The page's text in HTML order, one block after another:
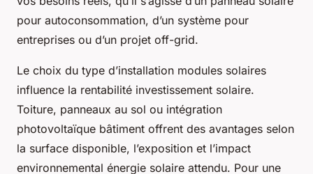
pour autoconsommation, d’un système pour
entreprises ou d’un projet off-grid.
Le choix du type d’installation modules solaires
influence la rentabilité investissement solaire.
Toiture, panneaux au sol ou intégration
photovoltaïque bâtiment offrent des avantages selon
la surface disponible, l’exposition et l’impact
environnemental énergie solaire attendu. Pour une